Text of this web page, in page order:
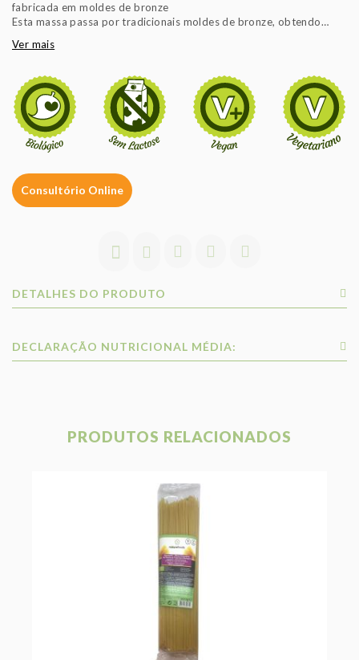
fabricada em moldes de bronze
Esta massa passa por tradicionais moldes de bronze, obtendo
molhos. A massa é lentamente seca a temperatura baixas para
Ver mais
Consultório Online
DETALHES DO PRODUTO
DECLARAÇÃO NUTRICIONAL MÉDIA:
PRODUTOS RELACIONADOS